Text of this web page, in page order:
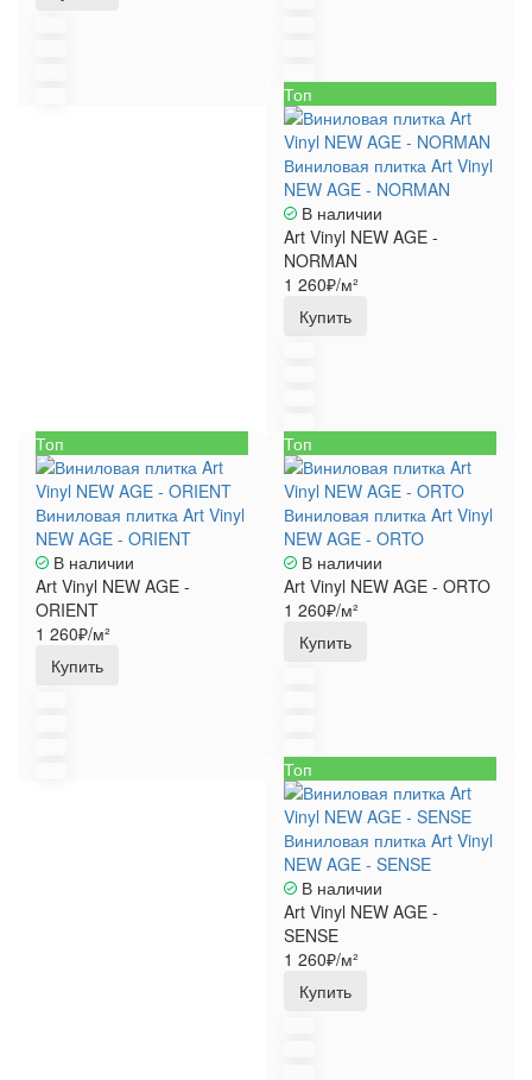
Топ
Виниловая плитка Art Vinyl
NEW AGE - NORMAN
В наличии
Art Vinyl NEW AGE -
NORMAN
1 260₽/м²
Купить
Топ
Виниловая плитка Art Vinyl
NEW AGE - ORIENT
В наличии
Art Vinyl NEW AGE -
ORIENT
1 260₽/м²
Купить
Топ
Виниловая плитка Art Vinyl
NEW AGE - ORTO
В наличии
Art Vinyl NEW AGE - ORTO
1 260₽/м²
Купить
Топ
Виниловая плитка Art Vinyl
NEW AGE - SENSE
В наличии
Art Vinyl NEW AGE -
SENSE
1 260₽/м²
Купить